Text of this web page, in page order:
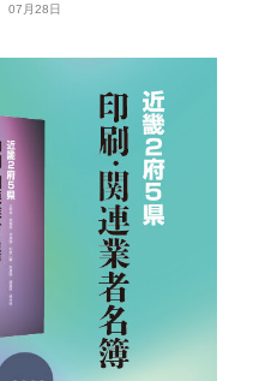
07月28日